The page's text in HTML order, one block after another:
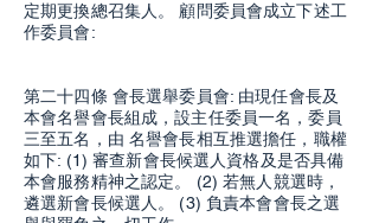
定期更換總召集人。 顧問委員會成立下述工
作委員會:
第二十四條 會長選舉委員會: 由現任會長及
本會名譽會長組成，設主任委員一名，委員
三至五名，由 名譽會長相互推選擔任，職權
如下: (1) 審查新會長候選人資格及是否具備
本會服務精神之認定。 (2) 若無人競選時，
遴選新會長候選人。 (3) 負責本會會長之選